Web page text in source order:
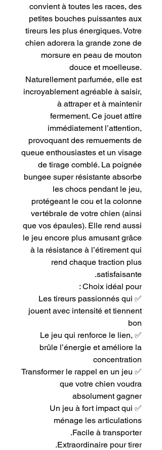
convient à toutes les races, des
petites bouches puissantes aux
tireurs les plus énergiques. Votre
chien adorera la grande zone de
morsure en peau de mouton
douce et moelleuse.
Naturellement parfumée, elle est
incroyablement agréable à saisir,
à attraper et à maintenir
fermement. Ce jouet attire
immédiatement l’attention,
provoquant des remuements de
queue enthousiastes et un visage
de tirage comblé. La poignée
bungee super résistante absorbe
les chocs pendant le jeu,
protégeant le cou et la colonne
vertébrale de votre chien (ainsi
que vos épaules). Elle rend aussi
le jeu encore plus amusant grâce
à la résistance à l’étirement qui
rend chaque traction plus
satisfaisante.
Choix idéal pour :
✅ Les tireurs passionnés qui
jouent avec intensité et tiennent
bon
✅ Le jeu qui renforce le lien,
brûle l’énergie et améliore la
concentration
✅ Transformer le rappel en un jeu
que votre chien voudra
absolument gagner
✅ Un jeu à fort impact qui
ménage les articulations
Facile à transporter.
Extraordinaire pour tirer.